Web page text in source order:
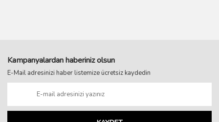
Kampanyalardan haberiniz olsun
E-Mail adresinizi haber listemize ücretsiz kaydedin